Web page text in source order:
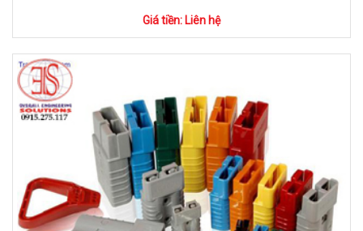
Giá tiền: Liên hệ